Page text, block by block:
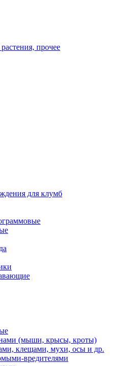
прочее
для клумб
(мыши, крысы, кроты)
клещами, мухи, осы и др.
вредителями